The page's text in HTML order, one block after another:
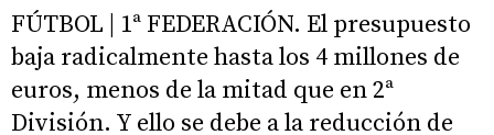
FÚTBOL | 1ª FEDERACIÓN. El presupuesto
baja radicalmente hasta los 4 millones de
euros, menos de la mitad que en 2ª
División. Y ello se debe a la reducción de